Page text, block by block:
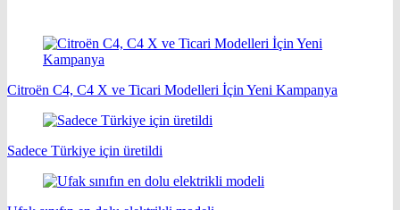
Citroën C4, C4 X ve Ticari Modelleri İçin Yeni Kampanya
Sadece Türkiye için üretildi